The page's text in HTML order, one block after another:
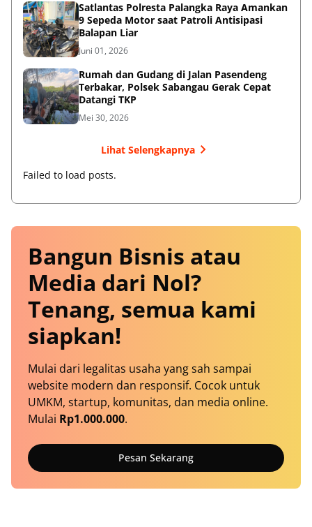
Satlantas Polresta Palangka Raya Amankan
9 Sepeda Motor saat Patroli Antisipasi
Balapan Liar
Juni 01, 2026
Rumah dan Gudang di Jalan Pasendeng
Terbakar, Polsek Sabangau Gerak Cepat
Datangi TKP
Mei 30, 2026
Lihat Selengkapnya
Failed to load posts.
Bangun Bisnis atau
Media dari Nol?
Tenang, semua kami
siapkan!
Mulai dari legalitas usaha yang sah sampai
website modern dan responsif. Cocok untuk
UMKM, startup, komunitas, dan media online.
Mulai Rp1.000.000.
Pesan Sekarang